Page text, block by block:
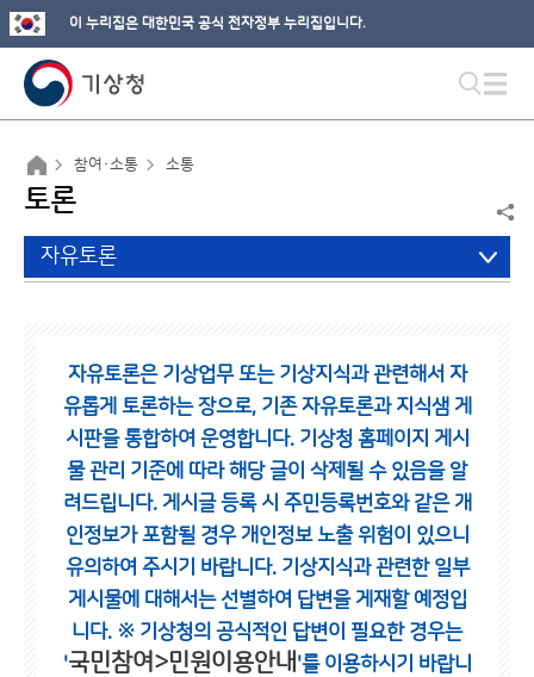
이 누리집은 대한민국 공식 전자정부 누리집입니다.
참여·소통 소통
토론
자유토론
자유토론은 기상업무 또는 기상지식과 관련해서 자
유롭게 토론하는 장으로, 기존 자유토론과 지식샘 게
시판을 통합하여 운영합니다. 기상청 홈페이지 게시
물 관리 기준에 따라 해당 글이 삭제될 수 있음을 알
려드립니다. 게시글 등록 시 주민등록번호와 같은 개
인정보가 포함될 경우 개인정보 노출 위험이 있으니
유의하여 주시기 바랍니다. 기상지식과 관련한 일부
게시물에 대해서는 선별하여 답변을 게재할 예정입
니다. ※ 기상청의 공식적인 답변이 필요한 경우는
'국민참여>민원이용안내 '를 이용하시기 바랍니